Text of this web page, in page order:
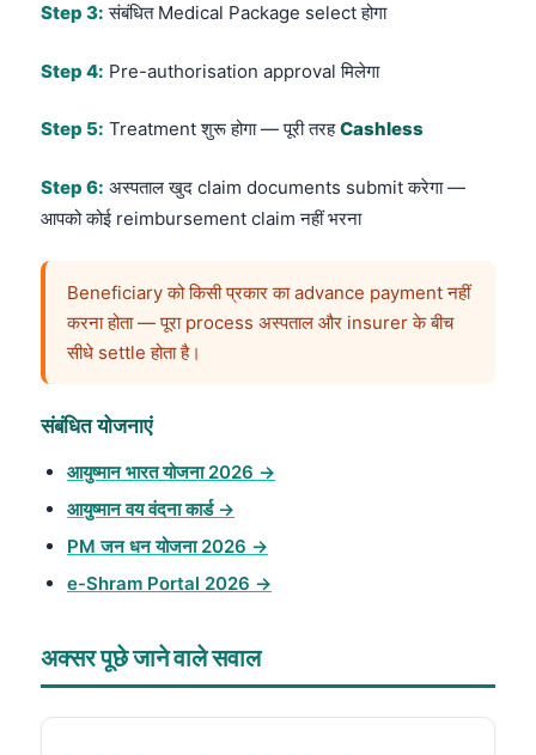
Step 3: संबंधित Medical Package select होगा
Step 4: Pre-authorisation approval मिलेगा
Step 5: Treatment शुरू होगा — पूरी तरहCashless
Step 6: अस्पताल खुद claim documents submit करेगा —
आपको कोई reimbursement claim नहीं भरना
Beneficiary को किसी प्रकार का advance payment नहीं
करना होता — पूरा process अस्पताल और insurer के बीच
सीधे settle होता है।
संबंधित योजनाएं
आयुष्मान भारत योजना 2026 →
आयुष्मान वय वंदना कार्ड →
PM जन धन योजना 2026 →
e-Shram Portal 2026 →
अक्सर पूछे जाने वाले सवाल